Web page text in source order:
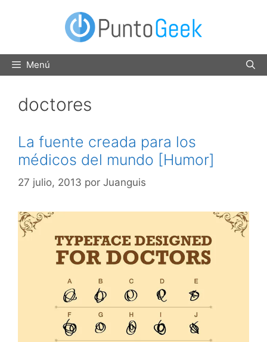
Menú
doctores
La fuente creada para los
médicos del mundo [Humor]
27 julio, 2013 por Juanguis